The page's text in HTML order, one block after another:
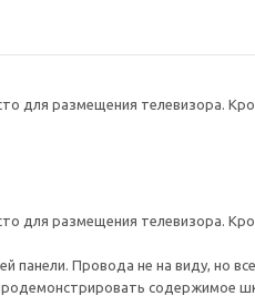
для размещения телевизора.
для размещения телевизора.
панели. Провода не на виду, но
содержимое